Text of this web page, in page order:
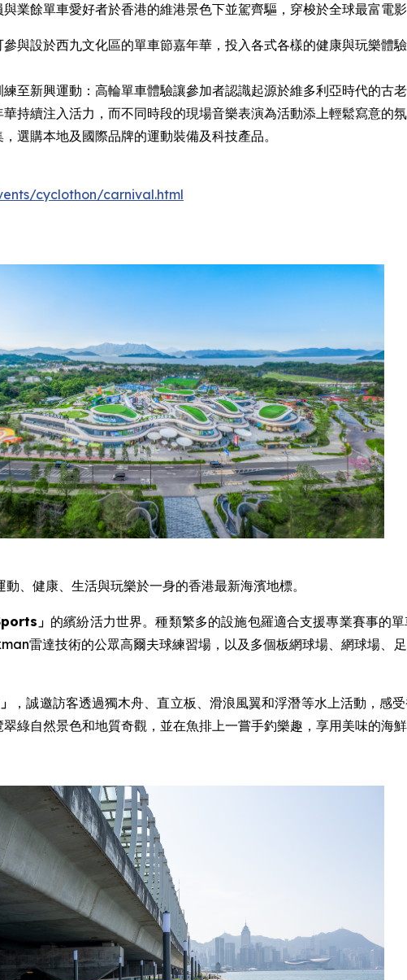
業餘單車愛好者於香港的維港景色下並駕齊驅，穿梭於全球最富電影
與設於西九文化區的單車節嘉年華，投入各式各樣的健康與玩樂體驗
至新興運動：高輪單車體驗讓參加者認識起源於維多利亞時代的古
持續注入活力，而不同時段的現場音樂表演為活動添上輕鬆寫意的
選購本地及國際品牌的運動裝備及科技產品。
cyclothon/carnival.html
、健康、生活與玩樂於一身的香港最新海濱地標。
」 的繽紛活力世界。種類繁多的設施包羅適合支援專業賽事的
雷達技術的公眾高爾夫球練習場，以及多個板網球場、網球場、
」
，誠邀訪客透過獨木舟、直立板、滑浪風翼和浮潛等水上活動，感
綠自然景色和地質奇觀，並在魚排上一嘗手釣樂趣，享用美味的海